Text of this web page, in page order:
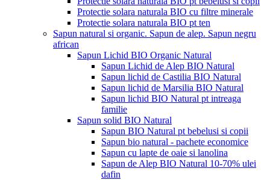
Protectie solara naturala BIO cu filtre minerale
Protectie solara naturala BIO pt ten
Sapun natural si organic. Sapun de alep. Sapun negru
african
Sapun Lichid BIO Organic Natural
Sapun Lichid de Alep BIO Natural
Sapun lichid de Castilia BIO Natural
Sapun lichid de Marsilia BIO Natural
Sapun lichid BIO Natural pt intreaga
familie
Sapun solid BIO Natural
Sapun BIO Natural pt bebelusi si copii
Sapun bio natural - pachete economice
Sapun cu lapte de oaie si lanolina
Sapun de Alep BIO Natural 10-70% ulei
dafin